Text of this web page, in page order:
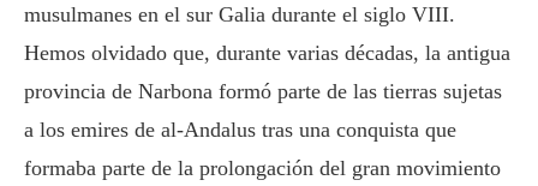
musulmanes en el sur Galia durante el siglo VIII.
Hemos olvidado que, durante varias décadas, la antigua
provincia de Narbona formó parte de las tierras sujetas
a los emires de al-Andalus tras una conquista que
formaba parte de la prolongación del gran movimiento